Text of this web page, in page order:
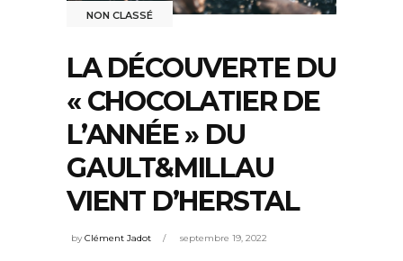
NON CLASSÉ
LA DÉCOUVERTE DU
« CHOCOLATIER DE
L’ANNÉE » DU
GAULT&MILLAU
VIENT D’HERSTAL
byClément Jadot septembre 19, 2022